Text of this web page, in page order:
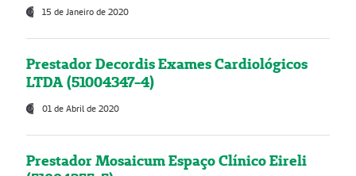
15 de Janeiro de 2020
Prestador Decordis Exames Cardiológicos
LTDA (51004347-4)
01 de Abril de 2020
Prestador Mosaicum Espaço Clínico Eireli